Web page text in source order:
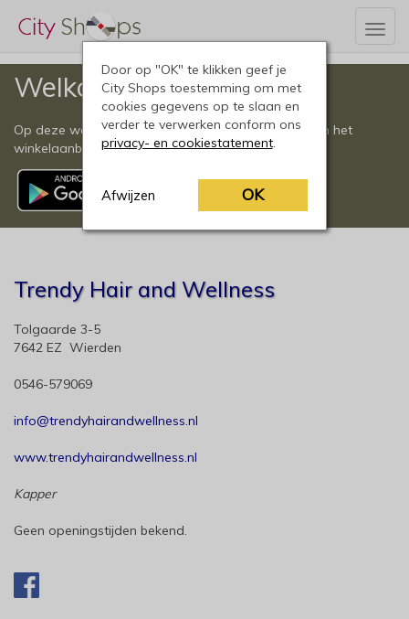
Welkom
Op deze website vindt u een compleet overzicht van het
winkelaanbod in Wierden en omgeving.
Trendy Hair and Wellness
Tolgaarde 3-5
7642 EZ Wierden
0546-579069
info@trendyhairandwellness.nl
www.trendyhairandwellness.nl
Kapper
Geen openingstijden bekend.
Door op "OK" te klikken geef je
City Shops toestemming om met
cookies gegevens op te slaan en
verder te verwerken conform ons
privacy- en cookiestatement.
Afwijzen OK